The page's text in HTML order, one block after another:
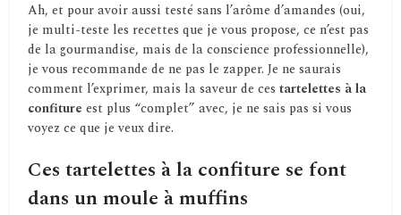
Ah, et pour avoir aussi testé sans l’arôme d’amandes (oui,
je multi-teste les recettes que je vous propose, ce n’est pas
de la gourmandise, mais de la conscience professionnelle),
je vous recommande de ne pas le zapper. Je ne saurais
comment l’exprimer, mais la saveur de cestartelettes à la
confiture est plus “complet” avec, je ne sais pas si vous
voyez ce que je veux dire.
Ces tartelettes à la confiture se font
dans un moule à muffins